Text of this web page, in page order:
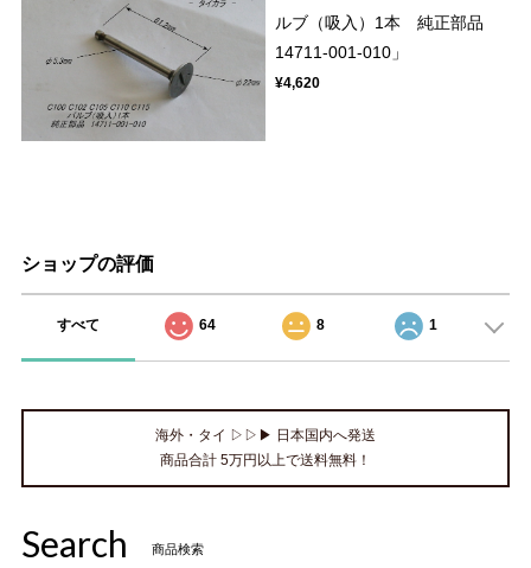
ルブ（吸入）1本 純正部品
14711-001-010」
¥4,620
ショップの評価
すべて 64 8 1
海外・タイ ▷▷▶ 日本国内へ発送
商品合計 5万円以上で送料無料！
Search 商品検索